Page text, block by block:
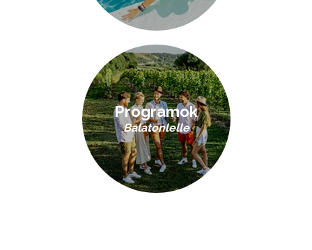
Programok
Balatonlelle